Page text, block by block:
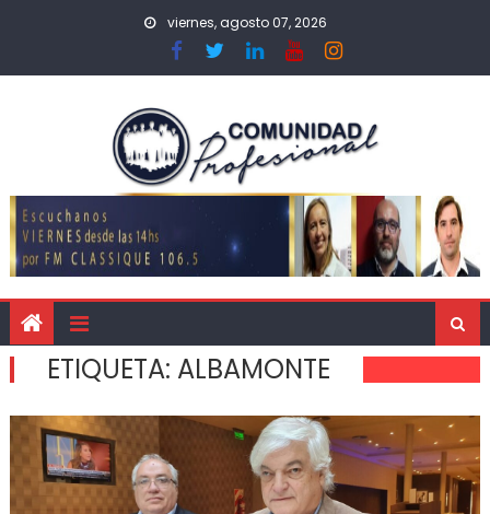
viernes, agosto 07, 2026
ETIQUETA: ALBAMONTE